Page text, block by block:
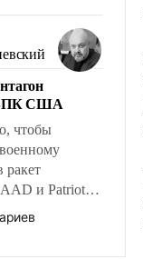
Однако
радикально
боевые
ВПК США
чтобы
ракет
и Patriot
более трех
война с